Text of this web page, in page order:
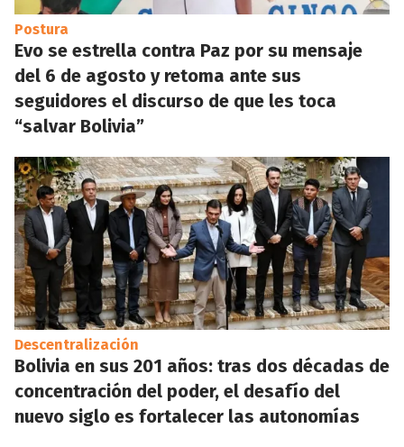
Postura
Evo se estrella contra Paz por su mensaje
del 6 de agosto y retoma ante sus
seguidores el discurso de que les toca
“salvar Bolivia”
Descentralización
Bolivia en sus 201 años: tras dos décadas de
concentración del poder, el desafío del
nuevo siglo es fortalecer las autonomías